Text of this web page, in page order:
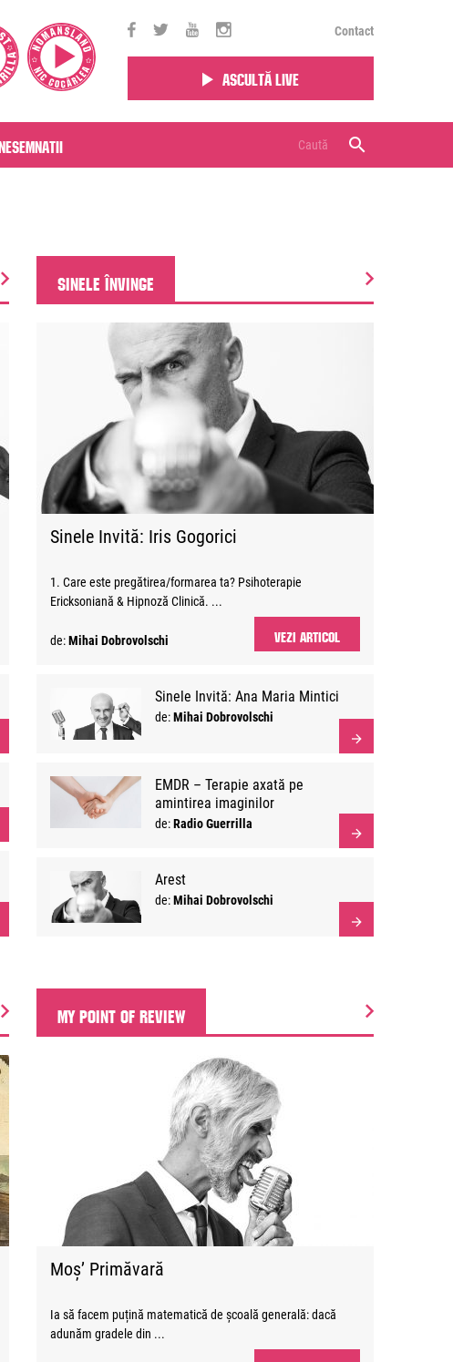
Contact
Ascultă live
Nesemnatii
SINELE ÎNVINGE
Sinele Invită: Iris Gogorici
1. Care este pregătirea/formarea ta? Psihoterapie
Ericksoniană & Hipnoză Clinică. ...
de:Mihai Dobrovolschi VEZI ARTICOL
Sinele Invită: Ana Maria Mintici
de:Mihai Dobrovolschi
EMDR – Terapie axată pe
amintirea imaginilor
traumatizante la Sinele Învinge
de:Radio Guerrilla
Arest
de:Mihai Dobrovolschi
MY POINT OF REVIEW
Moș’ Primăvară
Ia să facem puțină matematică de școală generală: dacă
adunăm gradele din ...